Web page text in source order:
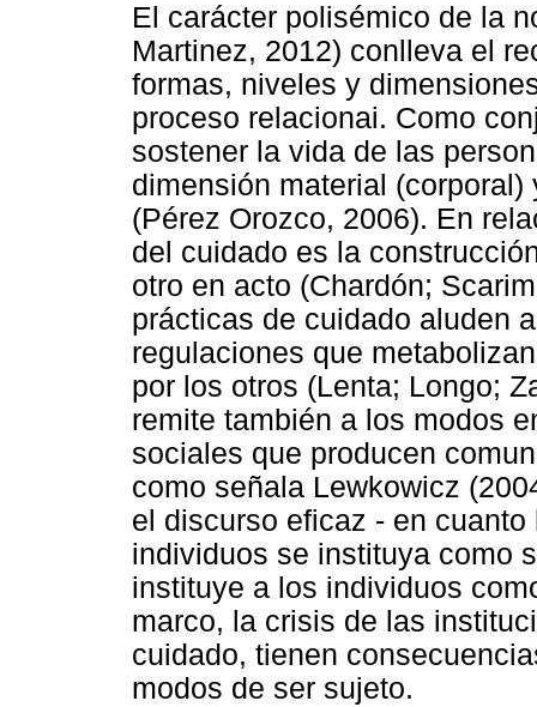
El carácter polisémico de la
Martinez, 2012) conlleva el
formas, niveles y
proceso relacionai. Como
sostener la vida de las
dimensión material
(Pérez Orozco, 2006). En
del cuidado es la
otro en acto (Chardón;
prácticas de cuidado aluden
regulaciones que
por los otros (Lenta; Longo;
remite también a los modos
sociales que producen
como señala Lewkowicz
el discurso eficaz - en
individuos se instituya como
instituye a los individuos
marco, la crisis de las
cuidado, tienen
modos de ser sujeto.